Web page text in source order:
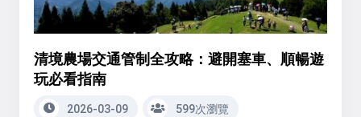
清境農場交通管制全攻略：避開塞車、順暢遊
玩必看指南
2026-03-09 599次瀏覽